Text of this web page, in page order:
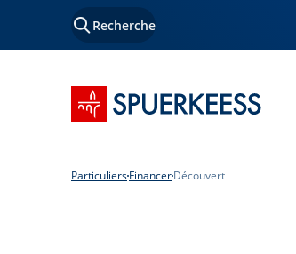
Recherche
Accueil SPUERKEESS
ParticuliersFinancerDécouvert